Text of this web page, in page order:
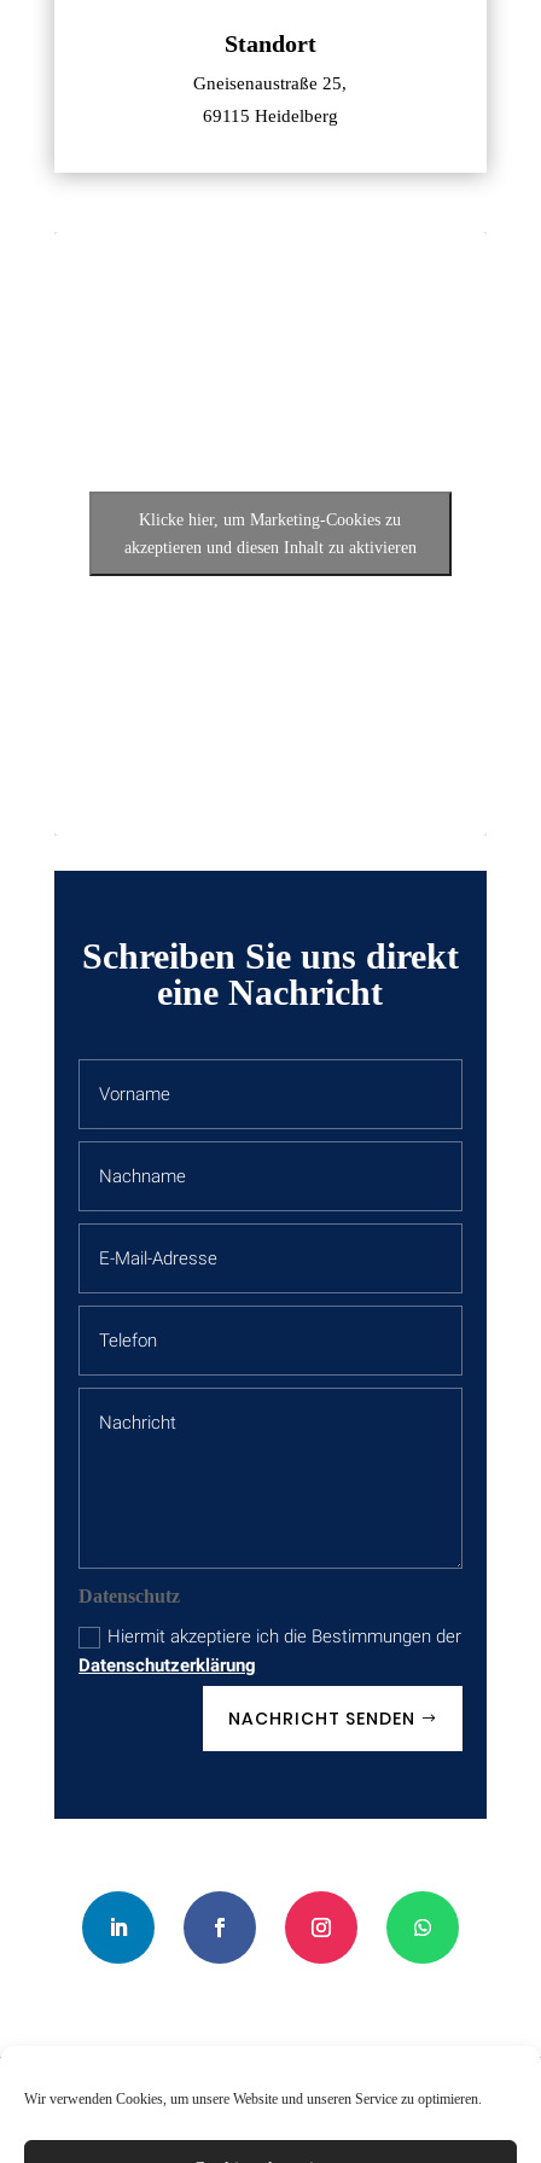
Wir verwenden Cookies, um unsere Website und unseren Service zu optimieren.
Standort
Gneisenaustraße 25,
69115 Heidelberg
Klicke hier, um Marketing-Cookies zu
akzeptieren und diesen Inhalt zu aktivieren
Schreiben Sie uns direkt
eine Nachricht
Datenschutz
Hiermit akzeptiere ich die Bestimmungen der
Datenschutzerklärung
NACHRICHT SENDEN
Impressum